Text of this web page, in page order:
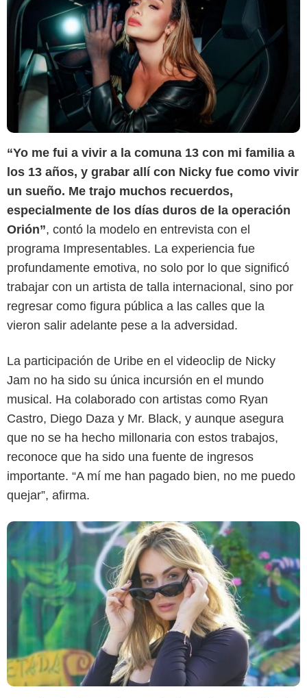
“Yo me fui a vivir a la comuna 13 con mi familia a
los 13 años, y grabar allí con Nicky fue como vivir
un sueño. Me trajo muchos recuerdos,
especialmente de los días duros de la operación
Orión”, contó la modelo en entrevista con el
programa Impresentables. La experiencia fue
profundamente emotiva, no solo por lo que significó
trabajar con un artista de talla internacional, sino por
regresar como figura pública a las calles que la
vieron salir adelante pese a la adversidad.
La participación de Uribe en el videoclip de Nicky
Jam no ha sido su única incursión en el mundo
musical. Ha colaborado con artistas como Ryan
Castro, Diego Daza y Mr. Black, y aunque asegura
que no se ha hecho millonaria con estos trabajos,
reconoce que ha sido una fuente de ingresos
importante. “A mí me han pagado bien, no me puedo
quejar”, afirma.
Google